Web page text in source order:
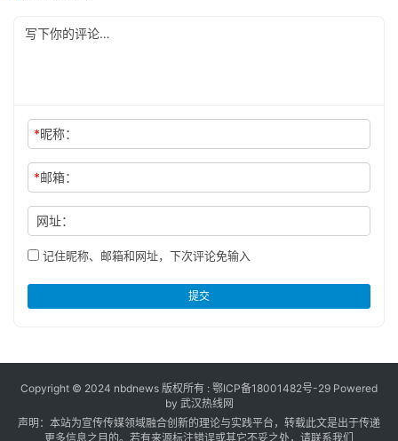
*昵称：
*邮箱：
网址：
记住昵称、邮箱和网址，下次评论免输入
提交
Copyright © 2024 nbdnews 版权所有 : 鄂ICP备18001482号-29 Powered
by 武汉热线网
声明：本站为宣传传媒领域融合创新的理论与实践平台，转载此文是出于传递
更多信息之目的。若有来源标注错误或其它不妥之处，请联系我们